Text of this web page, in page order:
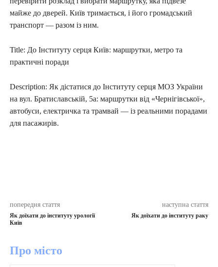
майже до дверей. Київ тримається, і його громадський
транспорт — разом із ним.
Title: До Інституту серця Київ: маршрутки, метро та
практичні поради
Description: Як дістатися до Інституту серця МОЗ України
на вул. Братиславській, 5а: маршрутки від «Чернігівської»,
автобуси, електричка та трамвай — із реальними порадами
для пасажирів.
попередня стаття
Як доїхати до інституту урології
Київ
наступна стаття
Як доїхати до інституту раку
Про місто